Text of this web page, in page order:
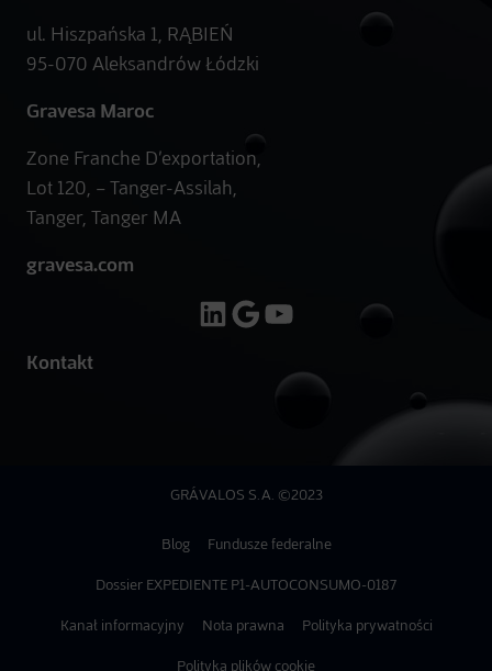
ul. Hiszpańska 1, RĄBIEŃ
95-070 Aleksandrów Łódzki
Gravesa Maroc
Zone Franche D’exportation,
Lot 120, – Tanger-Assilah,
Tanger, Tanger MA
gravesa.com
LinkedIn
Google
YouTube
Kontakt
GRÁVALOS S.A. ©2023
Blog Fundusze federalne
Dossier EXPEDIENTE P1-AUTOCONSUMO-0187
Kanał informacyjny Nota prawna Polityka prywatności
Polityka plików cookie